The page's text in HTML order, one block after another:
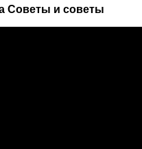
Советы и советы